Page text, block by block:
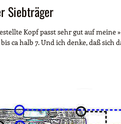
Siebträger
Kopf passt sehr gut auf meine
ca halb 7. Und ich denke, daß